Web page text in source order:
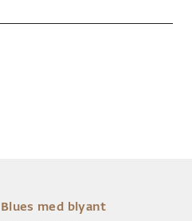
Blues med blyant